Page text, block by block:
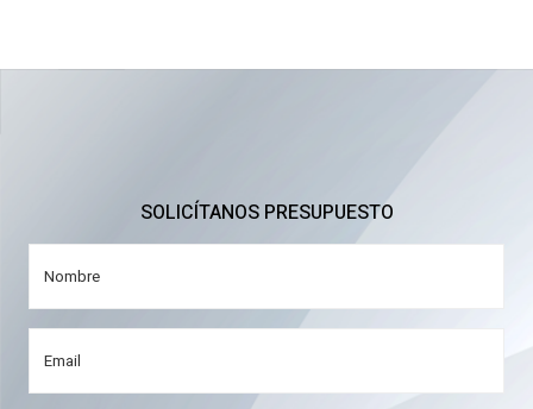
SOLICÍTANOS PRESUPUESTO